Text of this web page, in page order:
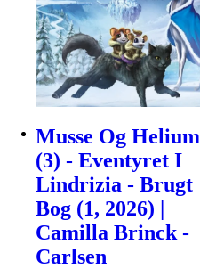
Musse Og Helium
(3) - Eventyret I
Lindrizia - Brugt
Bog (1, 2026) |
Camilla Brinck -
Carlsen